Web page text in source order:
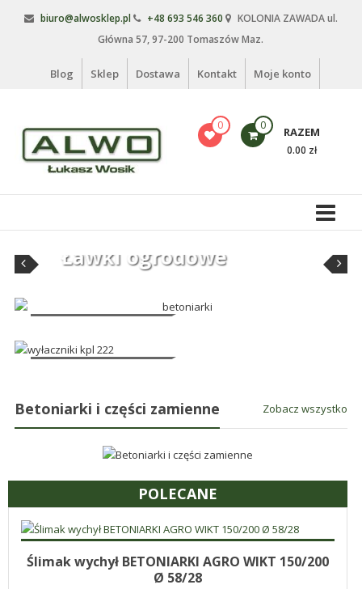
biuro@alwosklep.pl +48 693 546 360
KOLONIA ZAWADA ul.
Główna 57, 97-200 Tomaszów Maz.
Blog Sklep Dostawa Kontakt Moje konto
Alwo
sklep
–
ogrodowe,
na
maszynowe.
Produkujemy
części
do
betoniarek,
0 0 RAZEM
0.00 zł
Ławki ogrodowe
zamienne
Betoniarki i części zamienne
Zobacz wszystko
POLECANE
Dodaj do koszyka 182.00zł
Ślimak wychył BETONIARKI AGRO WIKT 150/200
Ø 58/28